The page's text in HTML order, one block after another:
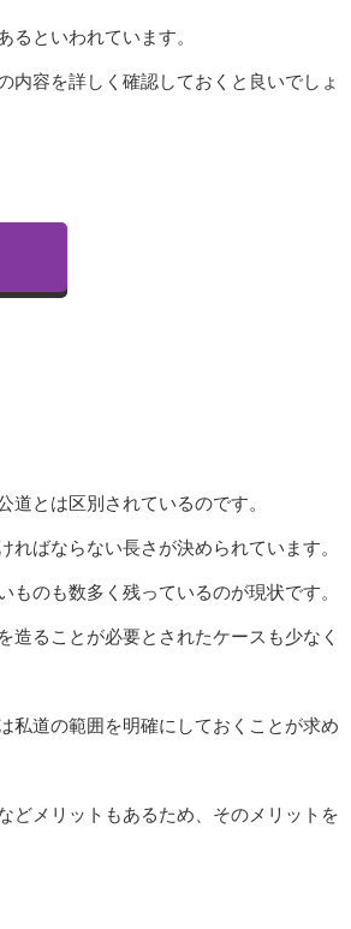
といわれています。
内容を詳しく確認しておくと良いでしょ
とは区別されているのです。
ばならない長さが決められています。
のも数多く残っているのが現状です。
ることが必要とされたケースも少なく
私道の範囲を明確にしておくことが求め
どメリットもあるため、そのメリットを